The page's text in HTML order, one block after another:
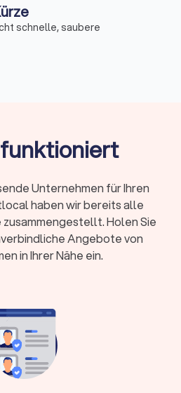
schnelle, saubere
Brandschutz bei bis zu 120 €
Score von 8.1/10 aus 3,565
bis zu vier Angebote
Baustoffe und lange
nicht tragende
schnell, sauber und flexibel.
sorgt dafür, dass alle
abgestimmt sind – von
Unternehmen für Ihren
haben wir bereits alle
Holen Sie
Angebote von
in Ihrer Nähe ein.